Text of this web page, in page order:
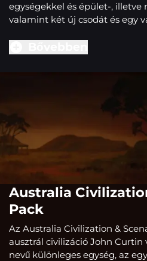
egységekkel és épület-, illetve
valamint két új csodát és egy
Australia
Pack
Az Australia Civilization &
ausztrál civilizáció John Curtin
nevű különleges egység, az